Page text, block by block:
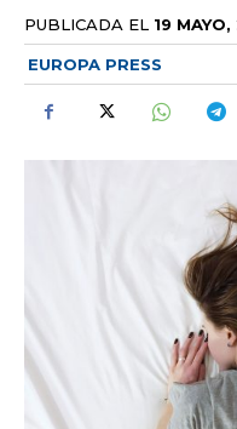
PUBLICADA EL 19
EUROPA PRESS